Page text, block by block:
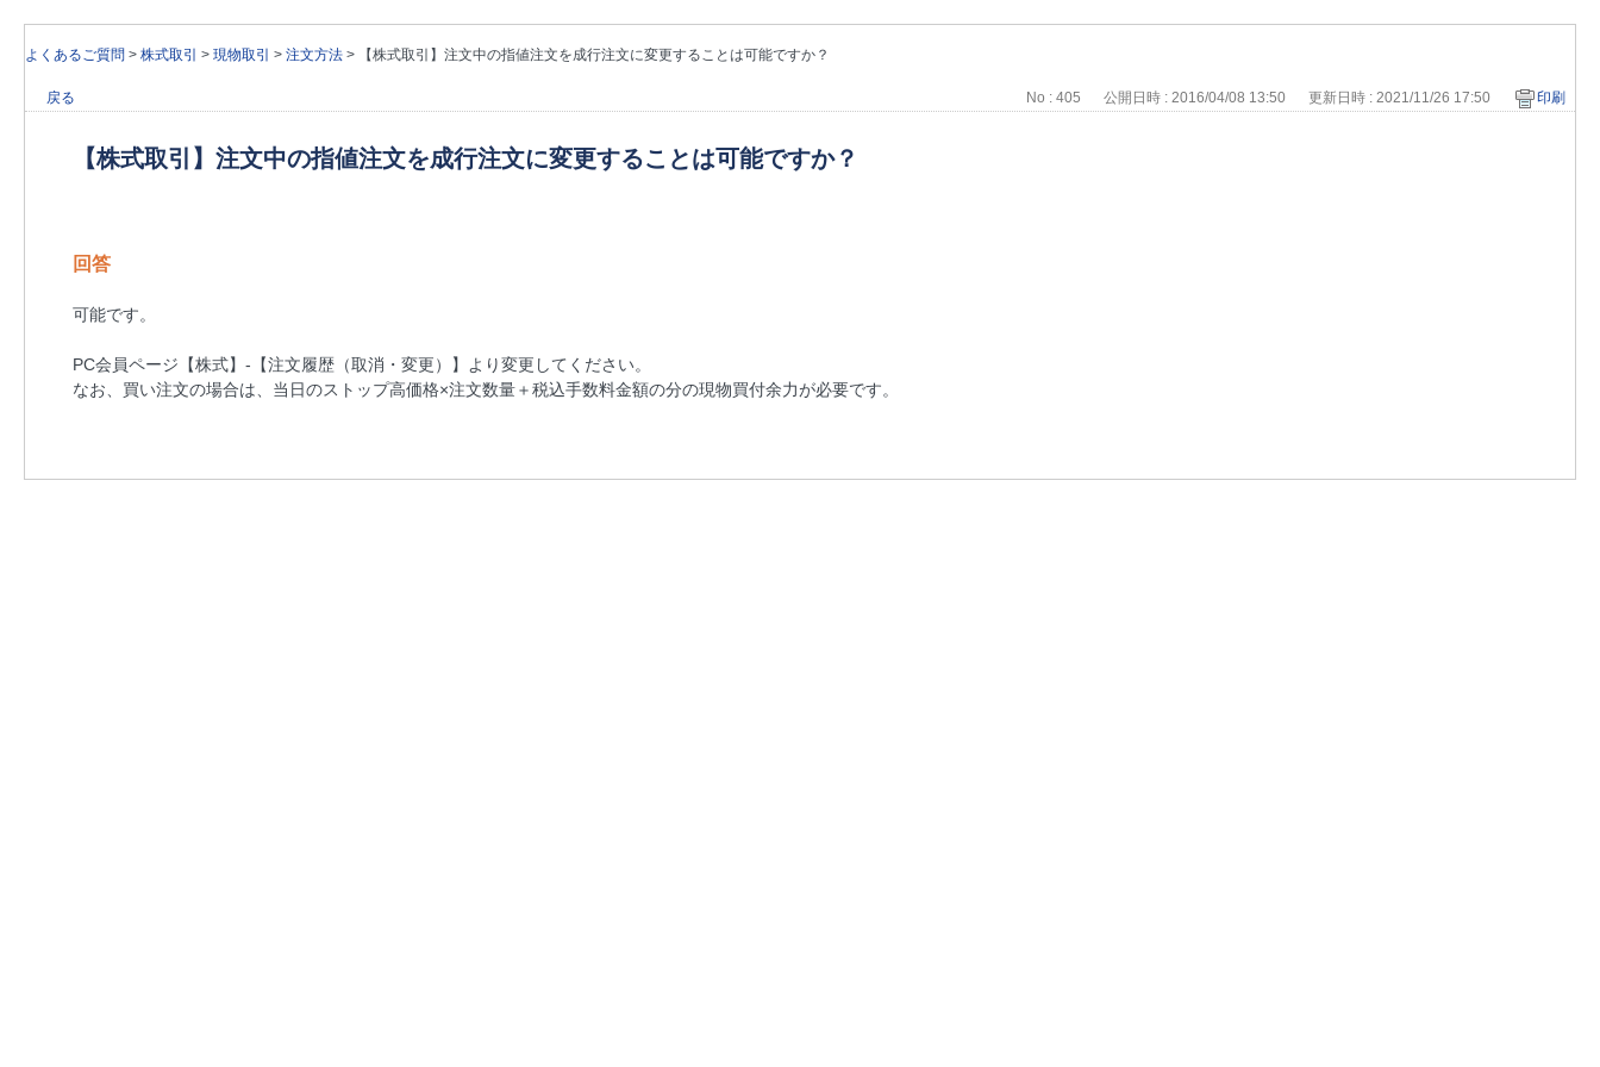
よくあるご質問 > 株式取引 > 現物取引 > 注文方法 > 【株式取引】注文中の指値注文を成行注文に変更することは可能ですか？
戻る No : 405 公開日時 : 2016/04/08 13:50 更新日時 : 2021/11/26 17:50 印刷
【株式取引】注文中の指値注文を成行注文に変更することは可能ですか？
回答
可能です。
PC会員ページ【株式】-【注文履歴（取消・変更）】より変更してください。
なお、買い注文の場合は、当日のストップ高価格×注文数量＋税込手数料金額の分の現物買付余力が必要です。